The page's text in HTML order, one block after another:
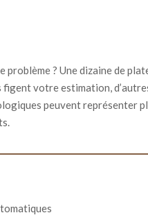
? Une dizaine de
votre estimation,
peuvent représenter